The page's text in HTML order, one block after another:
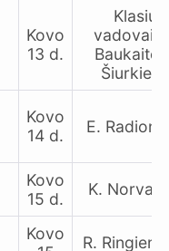
Kovo
13 d.
Klasių
vadovai,
Baukaitė,
Kovo
14 d.
E.
Kovo
15 d.
K.
Kovo
R.